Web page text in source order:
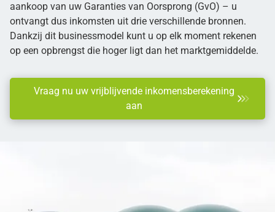
aankoop van uw Garanties van Oorsprong (GvO) – u
ontvangt dus inkomsten uit drie verschillende bronnen.
Dankzij dit businessmodel kunt u op elk moment rekenen
op een opbrengst die hoger ligt dan het marktgemiddelde.
Vraag nu uw vrijblijvende inkomensberekening
aan